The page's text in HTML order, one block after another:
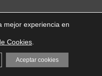
mejor experiencia en
Cookies
Aceptar cookies